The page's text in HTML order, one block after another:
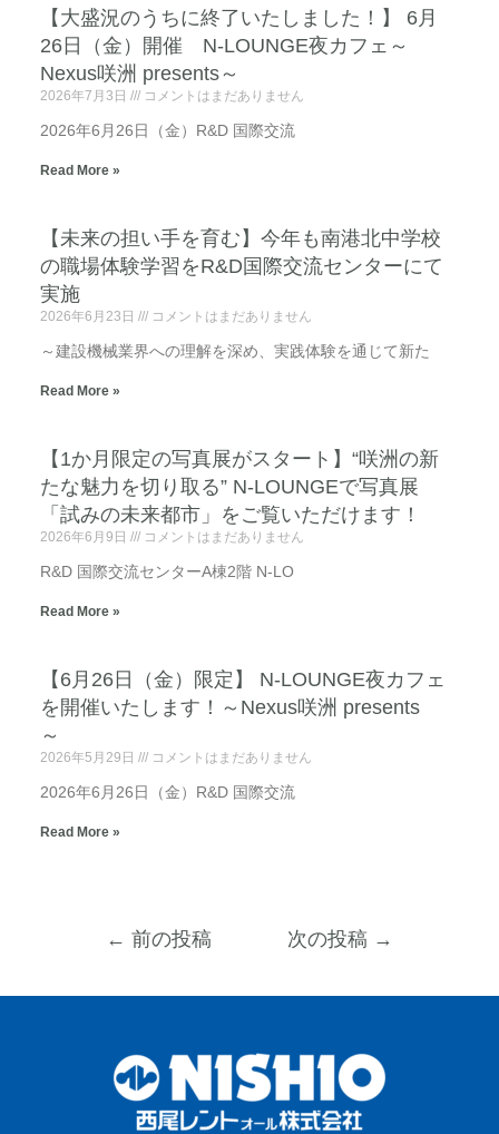
【大盛況のうちに終了いたしました！】 6月
26日（金）開催 N-LOUNGE夜カフェ～
Nexus咲洲 presents～
2026年7月3日 コメントはまだありません
2026年6月26日（金）R&D 国際交流
Read More »
【未来の担い手を育む】今年も南港北中学校
の職場体験学習をR&D国際交流センターにて
実施
2026年6月23日 コメントはまだありません
～建設機械業界への理解を深め、実践体験を通じて新た
Read More »
【1か月限定の写真展がスタート】“咲洲の新
たな魅力を切り取る” N-LOUNGEで写真展
「試みの未来都市」をご覧いただけます！
2026年6月9日 コメントはまだありません
R&D 国際交流センターA棟2階 N-LO
Read More »
【6月26日（金）限定】 N-LOUNGE夜カフェ
を開催いたします！～Nexus咲洲 presents
～
2026年5月29日 コメントはまだありません
2026年6月26日（金）R&D 国際交流
Read More »
← 前の投稿 次の投稿 →